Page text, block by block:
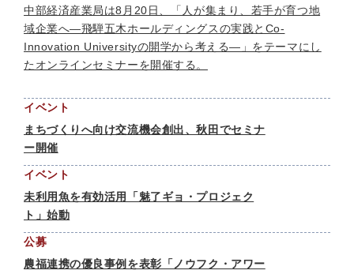
中部経済産業局は8月20日、「人が集まり、若手が育つ地
域企業へ—飛騨五木ホールディングスの実践とCo-
Innovation Universityの開学から考える—」をテーマにし
たオンラインセミナーを開催する。
イベント
まちづくりへ向け交流機会創出、秋田でセミナ
ー開催
イベント
未利用魚を有効活用「魅了ギョ・プロジェク
ト」始動
公募
農福連携の優良事例を表彰「ノウフク・アワー